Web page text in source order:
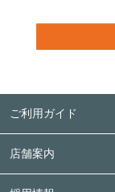
ご利用ガイド
店舗案内